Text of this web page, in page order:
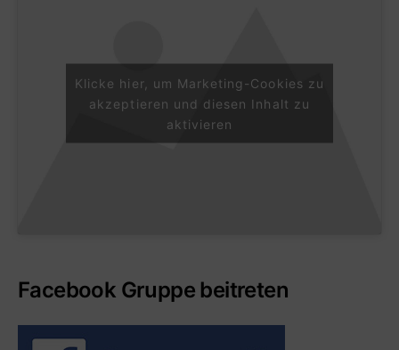
Klicke hier, um Marketing-Cookies zu
akzeptieren und diesen Inhalt zu
aktivieren
Facebook Gruppe beitreten